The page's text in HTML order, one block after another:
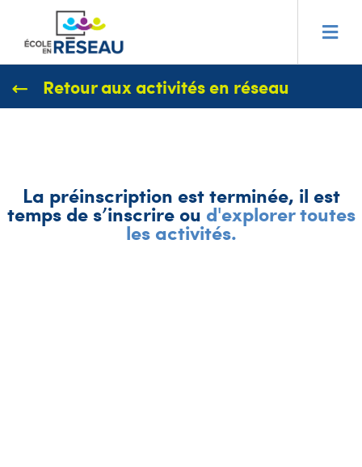
Retour aux activités en réseau
La préinscription est terminée, il est
temps de s’inscrire ou d'explorer toutes
les activités.